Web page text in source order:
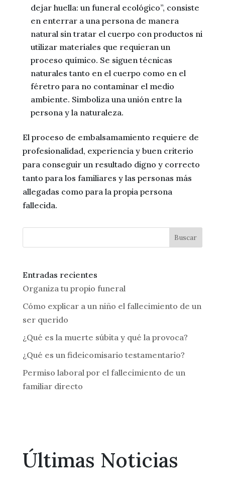
dejar huella: un funeral ecológico”, consiste
en enterrar a una persona de manera
natural sin tratar el cuerpo con productos ni
utilizar materiales que requieran un
proceso químico. Se siguen técnicas
naturales tanto en el cuerpo como en el
féretro para no contaminar el medio
ambiente. Simboliza una unión entre la
persona y la naturaleza.
El proceso de embalsamamiento requiere de
profesionalidad, experiencia y buen criterio
para conseguir un resultado digno y correcto
tanto para los familiares y las personas más
allegadas como para la propia persona
fallecida.
Buscar
Entradas recientes
Organiza tu propio funeral
Cómo explicar a un niño el fallecimiento de un
ser querido
¿Qué es la muerte súbita y qué la provoca?
¿Qué es un fideicomisario testamentario?
Permiso laboral por el fallecimiento de un
familiar directo
Últimas Noticias